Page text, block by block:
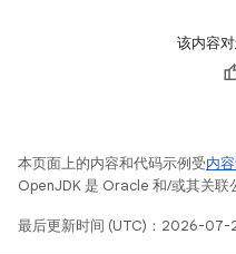
该内容
本页面上的内容和代码示例受内
OpenJDK 是 Oracle 和/或其关联
最后更新时间 (UTC)：2026-07-